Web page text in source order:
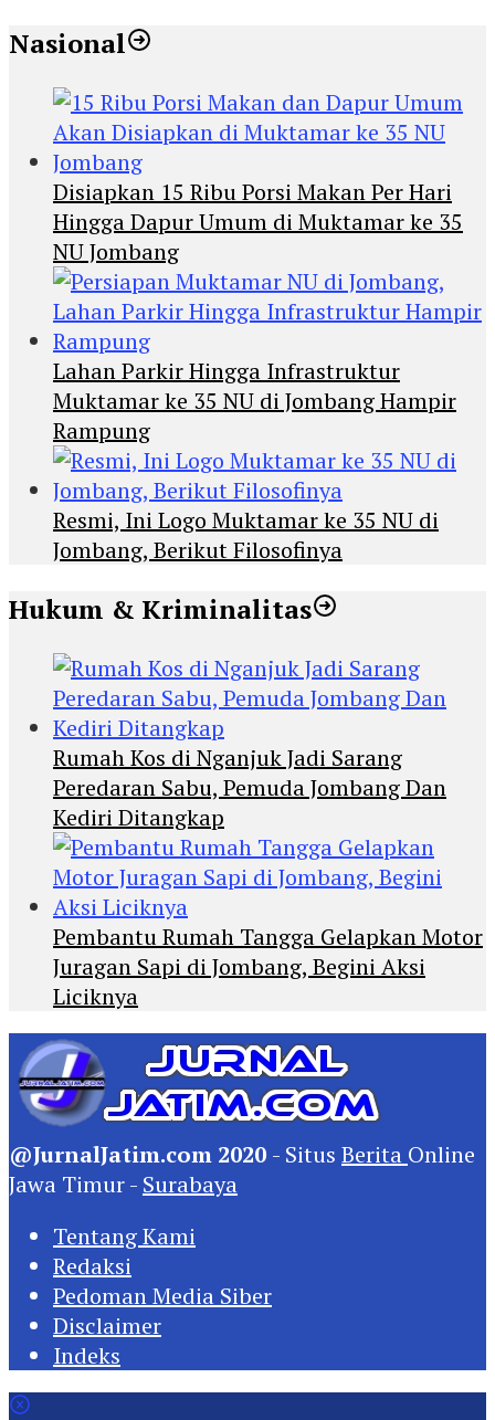
Nasional
Disiapkan 15 Ribu Porsi Makan Per Hari
Hingga Dapur Umum di Muktamar ke 35
NU Jombang
Lahan Parkir Hingga Infrastruktur
Muktamar ke 35 NU di Jombang Hampir
Rampung
Resmi, Ini Logo Muktamar ke 35 NU di
Jombang, Berikut Filosofinya
Hukum & Kriminalitas
Rumah Kos di Nganjuk Jadi Sarang
Peredaran Sabu, Pemuda Jombang Dan
Kediri Ditangkap
Pembantu Rumah Tangga Gelapkan Motor
Juragan Sapi di Jombang, Begini Aksi
Liciknya
@JurnalJatim.com 2020 - Situs Berita Online
Jawa Timur - Surabaya
Tentang Kami
Redaksi
Pedoman Media Siber
Disclaimer
Indeks